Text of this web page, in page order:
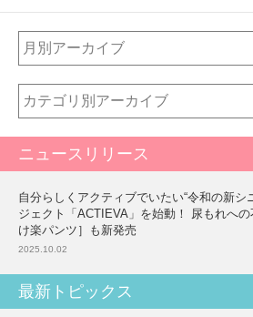
月別アーカイブ
カテゴリ別アーカイブ
ニュースリリース
自分らしくアクティブでいたい“令和の新シ
ジェクト「ACTIEVA」を始動！ 尿もれへ
け楽パンツ］も新発売
2025.10.02
最新トピックス